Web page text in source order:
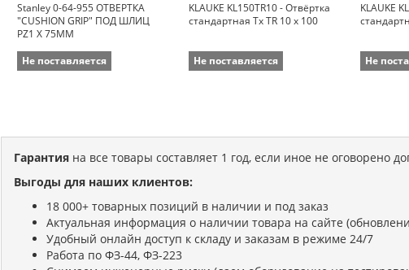
Stanley 0-64-955 ОТВЕРТКА
"CUSHION GRIP" ПОД ШЛИЦ
PZ1 Х 75ММ
Не поставляется
KLAUKE KL150TR10 - Отвёртка
стандартная Tx TR 10 x 100
Не поставляется
KLAUKE
Не
Гарантияна все товары составляет 1 год, если иное не оговорено
Выгоды для наших клиентов:
18 000+ товарных позиций в наличии и под заказ
Актуальная информация о наличии товара на сайте
Удобный онлайн доступ к складу и заказам в режиме 24/7
Работа по ФЗ-44, ФЗ-223